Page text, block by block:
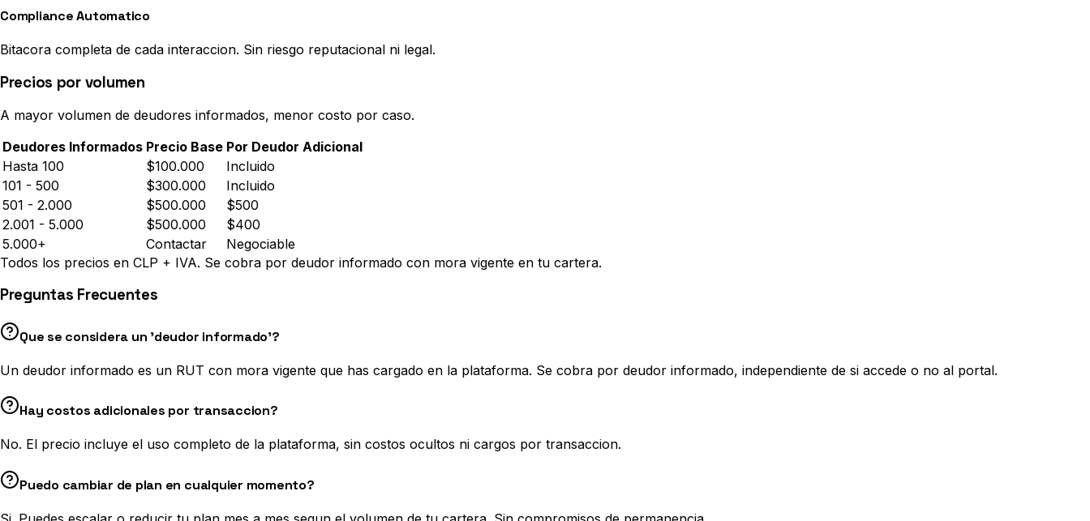
Compliance Automatico
Bitacora completa de cada interaccion. Sin riesgo reputacional ni legal.
Precios por volumen
A mayor volumen de deudores informados, menor costo por caso.
Deudores Informados Precio Base Por Deudor Adicional
Hasta 100
$100.000
Incluido
101 - 500
$300.000
Incluido
501 - 2.000
$500.000
$500
2.001 - 5.000
$500.000
$400
5.000+
Contactar
Negociable
Todos los precios en CLP + IVA. Se cobra por deudor informado con mora vigente en tu cartera.
Preguntas Frecuentes
Que se considera un 'deudor informado'?
Un deudor informado es un RUT con mora vigente que has cargado en la plataforma. Se cobra por deudor informado, independiente de si accede o no al portal.
Hay costos adicionales por transaccion?
No. El precio incluye el uso completo de la plataforma, sin costos ocultos ni cargos por transaccion.
Puedo cambiar de plan en cualquier momento?